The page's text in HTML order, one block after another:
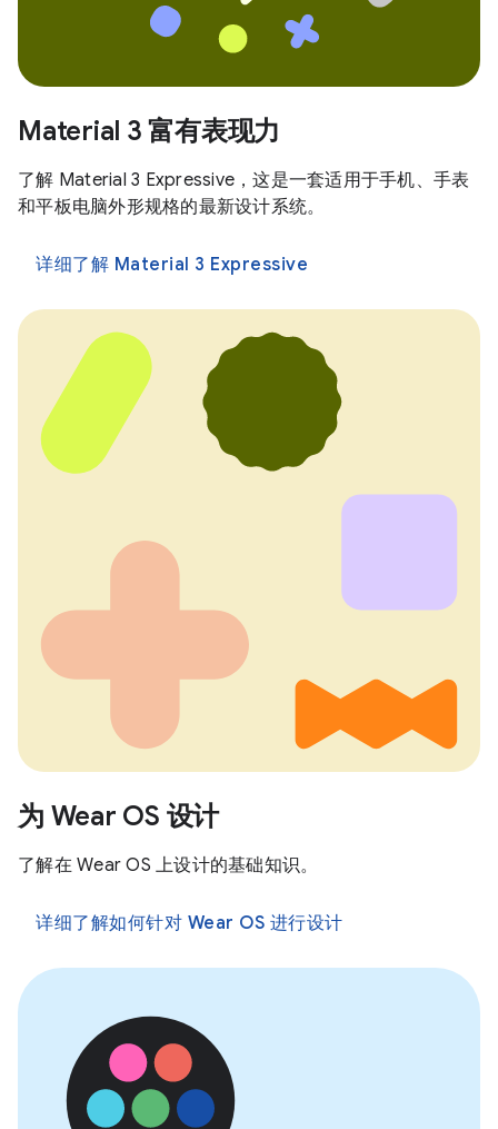
Material 3 富有表现力
了解 Material 3 Expressive，这是一套适用于手机、手表
和平板电脑外形规格的最新设计系统。
详细了解 Material 3 Expressive
为 Wear OS 设计
了解在 Wear OS 上设计的基础知识。
详细了解如何针对 Wear OS 进行设计